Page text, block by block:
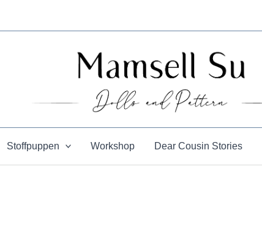
Stoffpuppen Workshop Dear Cousin Stories